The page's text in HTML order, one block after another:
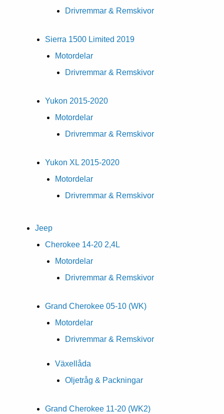
Drivremmar & Remskivor
Sierra 1500 Limited 2019
Motordelar
Drivremmar & Remskivor
Yukon 2015-2020
Motordelar
Drivremmar & Remskivor
Yukon XL 2015-2020
Motordelar
Drivremmar & Remskivor
Jeep
Cherokee 14-20 2,4L
Motordelar
Drivremmar & Remskivor
Grand Cherokee 05-10 (WK)
Motordelar
Drivremmar & Remskivor
Växellåda
Oljetråg & Packningar
Grand Cherokee 11-20 (WK2)